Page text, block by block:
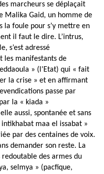
marcheurs se déplaçait
Malika Gaid, un homme de
la foule pour s’y mettre en
il faut le dire. L’intrus,
s’est adressé
les manifestants de
» (l’Etat) qui « fait
la crise » et en affirmant
passe par
la « kiada »
aussi, spontanée et sans
maa el issabat »
par des centaines de voix.
demander son reste. La
des armes du
selmya » (pacfique,